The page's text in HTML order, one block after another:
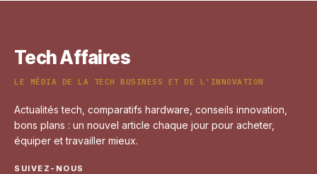
Tech Affaires
LE MÉDIA DE LA TECH BUSINESS ET DE L'INNOVATION
Actualités tech, comparatifs hardware, conseils innovation,
bons plans : un nouvel article chaque jour pour acheter,
équiper et travailler mieux.
SUIVEZ-NOUS